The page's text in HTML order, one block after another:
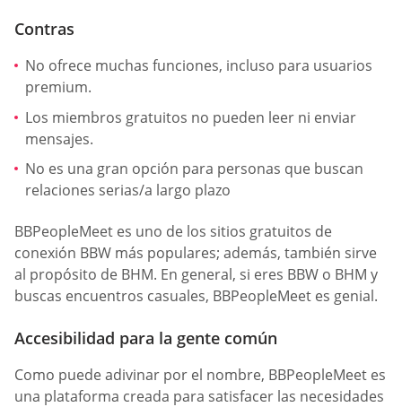
Contras
No ofrece muchas funciones, incluso para usuarios
premium.
Los miembros gratuitos no pueden leer ni enviar
mensajes.
No es una gran opción para personas que buscan
relaciones serias/a largo plazo
BBPeopleMeet es uno de los sitios gratuitos de
conexión BBW más populares; además, también sirve
al propósito de BHM. En general, si eres BBW o BHM y
buscas encuentros casuales, BBPeopleMeet es genial.
Accesibilidad para la gente común
Como puede adivinar por el nombre, BBPeopleMeet es
una plataforma creada para satisfacer las necesidades